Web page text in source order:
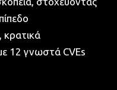
12 γνωστά CVEs